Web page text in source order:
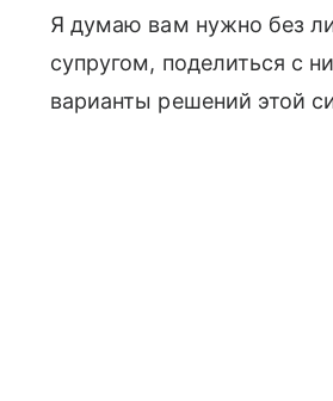
Я думаю вам нужно без
супругом, поделиться с
варианты решений этой